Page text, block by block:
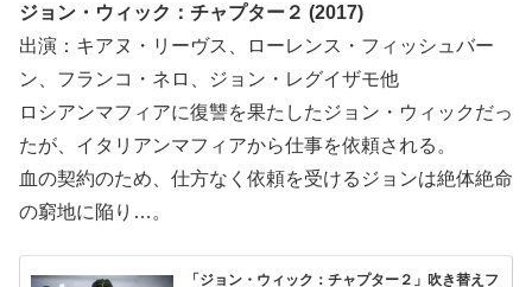
ジョン・ウィック：チャプター２ (2017)
出演：キアヌ・リーヴス、ローレンス・フィッシュバー
ン、フランコ・ネロ、ジョン・レグイザモ他
ロシアンマフィアに復讐を果たしたジョン・ウィックだっ
たが、イタリアンマフィアから仕事を依頼される。
血の契約のため、仕方なく依頼を受けるジョンは絶体絶命
の窮地に陥り…。
「ジョン・ウィック：チャプター２」吹き替えフ